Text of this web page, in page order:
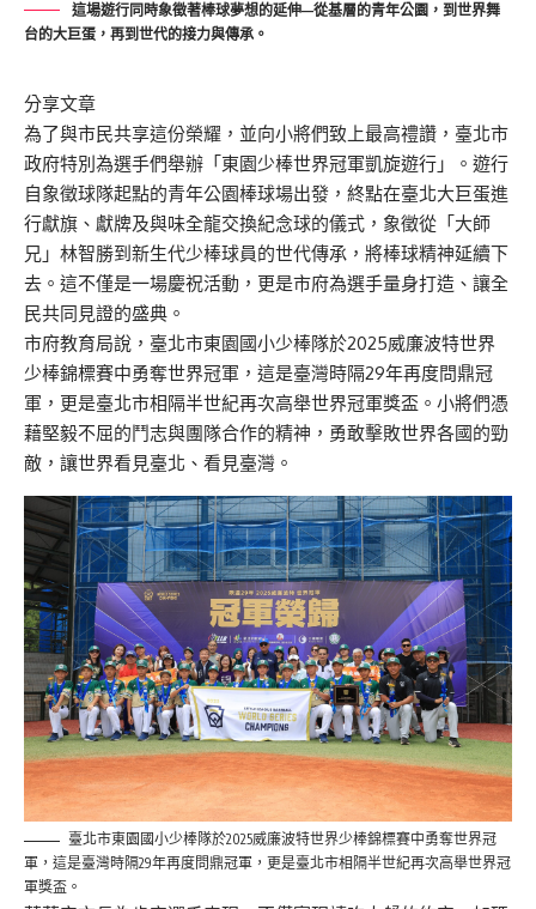
這場遊行同時象徵著棒球夢想的延伸—從基層的青年公園，到世界舞
台的大巨蛋，再到世代的接力與傳承。
分享文章
為了與市民共享這份榮耀，並向小將們致上最高禮讚，臺北市
政府特別為選手們舉辦「東園少棒世界冠軍凱旋遊行」。遊行
自象徵球隊起點的青年公園棒球場出發，終點在臺北大巨蛋進
行獻旗、獻牌及與味全龍交換紀念球的儀式，象徵從「大師
兄」林智勝到新生代少棒球員的世代傳承，將棒球精神延續下
去。這不僅是一場慶祝活動，更是市府為選手量身打造、讓全
民共同見證的盛典。
市府教育局說，臺北市東園國小少棒隊於2025威廉波特世界
少棒錦標賽中勇奪世界冠軍，這是臺灣時隔29年再度問鼎冠
軍，更是臺北市相隔半世紀再次高舉世界冠軍獎盃。小將們憑
藉堅毅不屈的鬥志與團隊合作的精神，勇敢擊敗世界各國的勁
敵，讓世界看見臺北、看見臺灣。
臺北市東園國小少棒隊於2025威廉波特世界少棒錦標賽中勇奪世界冠
軍，這是臺灣時隔29年再度問鼎冠軍，更是臺北市相隔半世紀再次高舉世界冠
軍獎盃。